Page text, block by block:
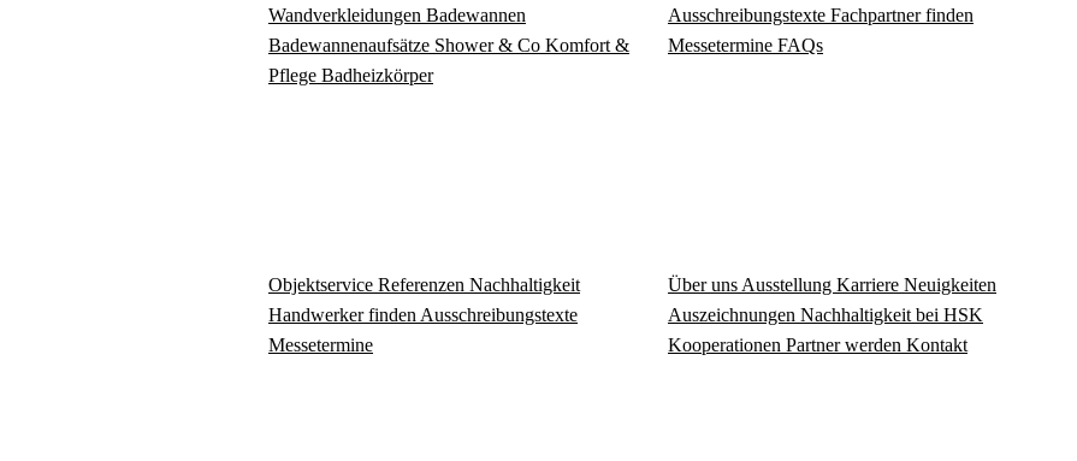
Wandverkleidungen Badewannen
Badewannenaufsätze Shower & Co Komfort &
Pflege Badheizkörper
Ausschreibungstexte Fachpartner finden
Messetermine FAQs
Objektservice Referenzen Nachhaltigkeit
Handwerker finden Ausschreibungstexte
Messetermine
Über uns Ausstellung Karriere Neuigkeiten
Auszeichnungen Nachhaltigkeit bei HSK
Kooperationen Partner werden Kontakt